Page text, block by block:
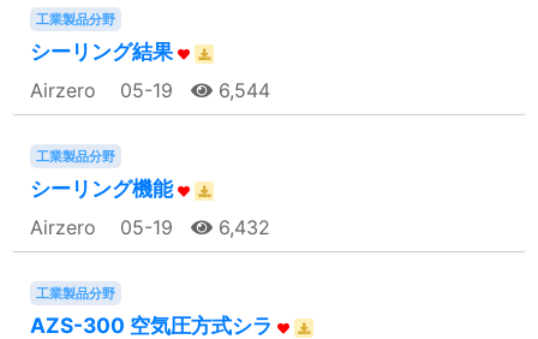
工業製品分野
シーリング結果
Airzero 05-19 6,544
工業製品分野
シーリング機能
Airzero 05-19 6,432
工業製品分野
AZS-300 空気圧方式シラ